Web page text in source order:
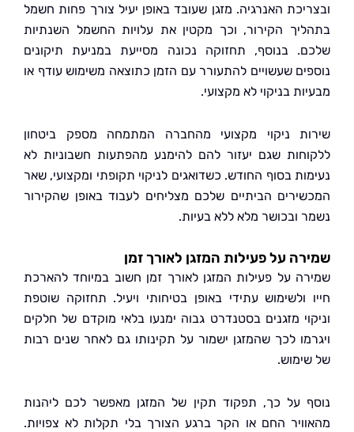
האנרגיה. מזגן שעובד באופן יעיל צורך פחות חשמל
הקירור, וכך מקטין את עלויות החשמל השנתיות
בנוסף, תחזוקה נכונה מסייעת במניעת תיקונים
שעשויים להתעורר עם הזמן כתוצאה משימוש עודף או
בניקוי לא מקצועי.
ניקוי מקצועי מהחברה המתמחה מספק ביטחון
שגם יעזור להם להימנע מהפתעות חשבוניות לא
בסוף החודש. כשדואגים לניקוי תקופתי ומקצועי, שאר
הביתיים שלכם מצליחים לעבוד באופן שהקירור
ובכושר מלא ללא בעיות.
על פעילות המזגן לאורך זמן
על פעילות המזגן לאורך זמן חשוב במיוחד להארכת
ולשימוש עתידי באופן בטיחותי ויעיל. תחזוקה שוטפת
מזגנים בסטנדרט גבוה ימנעו בלאי מוקדם של חלקים
לכך שהמזגן ישמור על תקינותו גם לאחר שנים רבות
על כך, תפקוד תקין של המזגן מאפשר לכם ליהנות
החם או הקר ברגע הצורך בלי תקלות לא צפויות.